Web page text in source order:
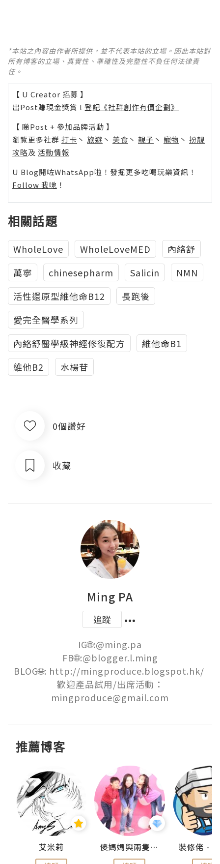
*本站之內容由作者所提供，並不代表本站的立場。因此本站對
所有博客的立場、真實性、準確性及完整性不負任何法律責
任。
【 U Creator 招募 】
出Post賺現金獎賞 l 登記《社群創作有價企劃》
【 睇Post + 參加品牌活動 】
瀏覽更多社群 打卡 丶 旅遊 丶 美食 丶 親子 丶 寵物 丶 扮靚
攻略及 活動情報
U Blog開咗WhatsApp啦！發掘更多吃喝玩樂資訊！
Follow 我哋 ！
相關話題
WholeLove WholeLoveMED
內絡舒
萬寧
chinesepharm Salicin
NMN
活性還原型維他命B12
長跑後
愛完全醫學系列
內絡舒醫學級神經修復配方
維他命B1
維他B2
水楊苷
0個讚好
收藏
Ming PA
追蹤
IG🌐:@ming.pa
FB🌐:@blogger.l.ming
BLOG🌐: http://mingproduce.blogspot.hk/
歡迎產品試用/出席活動：
mingproduce@gmail.com
推薦博客
艾米莉 儍媽媽與兩隻小魔怪之家